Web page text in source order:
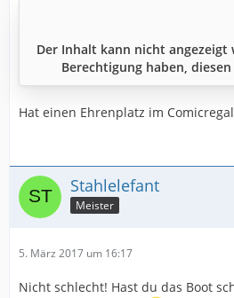
Der Inhalt kann nicht angezeigt
Berechtigung haben,
Hat einen Ehrenplatz im
Stahlelefant
Meister
5. März 2017 um 16:17
Nicht schlecht! Hast du das Boot